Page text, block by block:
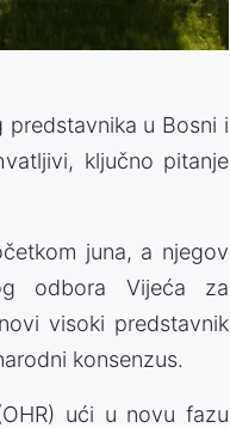
u Bosni i
ključno pitanje
juna, a njegov
odbora Vijeća za
visoki predstavnik
konsenzus.
ući u novu fazu